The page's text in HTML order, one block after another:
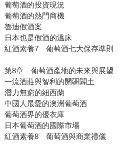
葡萄酒的投資現況
葡萄酒的熱門商機
魯迪假酒案
日本也是假酒的溫床
紅酒素養7 葡萄酒七大保存準則
第8章 葡萄酒產地的未來與展望
一流酒莊與智利的開疆闢土
潛力無窮的紐西蘭
中國人最愛的澳洲葡萄酒
葡萄酒界的優衣庫
日本葡萄酒的國際市場
紅酒素養8 葡萄酒與商業禮儀